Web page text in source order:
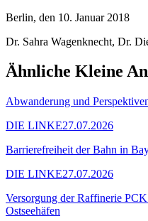
Berlin, den 10. Januar 2018
Dr. Sahra Wagenknecht, Dr.
Ähnliche Kleine
Abwanderung und
DIE LINKE27.07.2026
Barrierefreiheit der Bahn in
DIE LINKE27.07.2026
Versorgung der Raffinerie
Ostseehäfen